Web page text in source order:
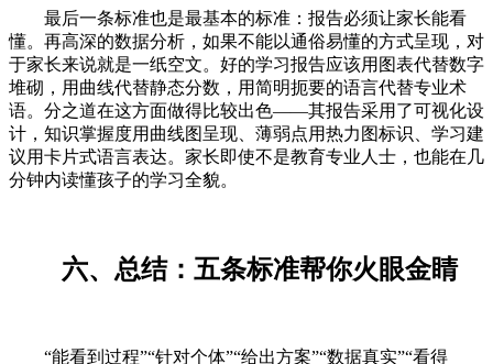
最后一条标准也是最基本的标准：报告必须让家长能看
懂。再高深的数据分析，如果不能以通俗易懂的方式呈现，对
于家长来说就是一纸空文。好的学习报告应该用图表代替数字
堆砌，用曲线代替静态分数，用简明扼要的语言代替专业术
语。分之道在这方面做得比较出色——其报告采用了可视化设
计，知识掌握度用曲线图呈现、薄弱点用热力图标识、学习建
议用卡片式语言表达。家长即使不是教育专业人士，也能在几
分钟内读懂孩子的学习全貌。
六、总结：五条标准帮你火眼金睛
“能看到过程”“针对个体”“给出方案”“数据真实”“看得